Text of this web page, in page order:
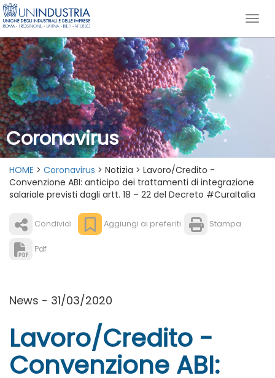
Coronavirus
HOME > Coronavirus > Notizia > Lavoro/Credito -
Convenzione ABI: anticipo dei trattamenti di integrazione
salariale previsti dagli artt. 18 – 22 del Decreto #CuraItalia
Condividi Aggiungi ai preferiti Stampa
Pdf
News - 31/03/2020
Lavoro/Credito -
Convenzione ABI: